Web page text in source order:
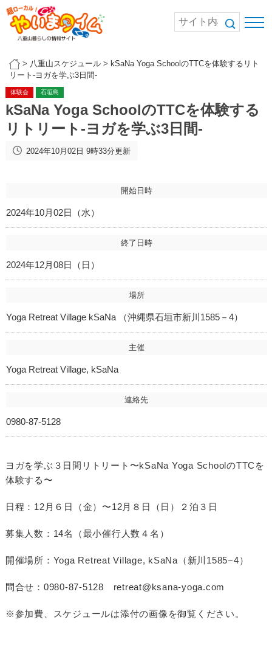
> 八重山スケジュール> kSaNa Yoga SchoolのTTCを体験するリト
リート-ヨガを学ぶ3日間-
体験会 石垣島
kSaNa Yoga SchoolのTTCを体験する
リトリート-ヨガを学ぶ3日間-
2024年10月02日 9時33分更新
開始日時
2024年10月02日（水）
終了日時
2024年12月08日（日）
場所
Yoga Retreat Village kSaNa （沖縄県石垣市新川1585－4）
主催
Yoga Retreat Village, kSaNa
連絡先
0980-87-5128
ヨガを学ぶ３日間リトリート〜kSaNa Yoga SchoolのTTCを
体験する〜
日程：12月６日（金）〜12月８日（日）２泊３日
募集人数：14名（最小催行人数４名）
開催場所：Yoga Retreat Village, kSaNa（新川1585−4）
問合せ：0980-87-5128 retreat@ksana-yoga.com
※参加費、スケジュールは添付の画像を御覧ください。